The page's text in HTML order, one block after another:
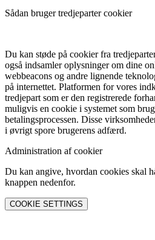
Sådan bruger tredjeparter cookier
Du kan støde på cookier fra
også indsamler oplysninger om dine
webbeacons og andre lignende
på internettet. Platformen for vores
tredjepart som er den registrerede
muligvis en cookie i systemet som
betalingsprocessen. Disse
i øvrigt spore brugerens adfærd.
Administration af cookier
Du kan angive, hvordan cookies skal
knappen nedenfor.
COOKIE SETTINGS